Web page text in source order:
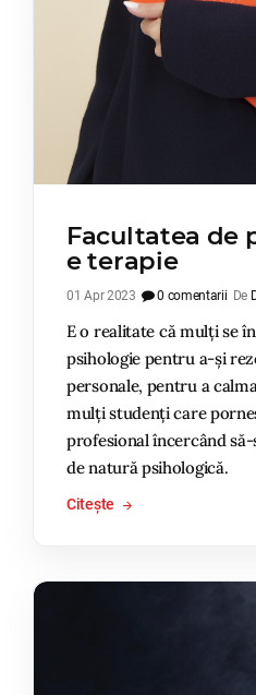
Facultatea de
e terapie
01 Apr 2023 0 comentarii De
E o realitate că mulți se
psihologie pentru a-și
personale, pentru a
mulți studenți care
profesional încercând
de natură psihologică.
Citește